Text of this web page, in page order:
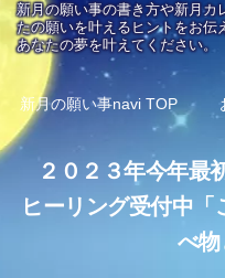
新月の願い事の書き方や新月カ
たの願いを叶えるヒントをお伝
あなたの夢を叶えてください。
新月の願い事navi TOP
２０２３年今年最
ヒーリング受付中
べ物